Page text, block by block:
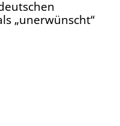
„unerwünscht“